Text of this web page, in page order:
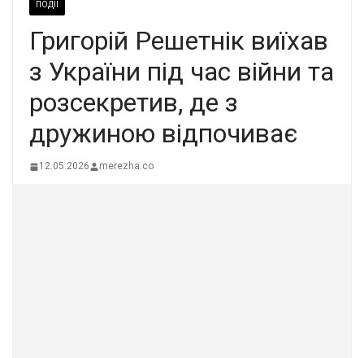
ПОДІЇ
Григорій Решетнік виїхав
з України під час війни та
розсекретив, де з
дружиною відпочиває
12.05.2026 merezha.co